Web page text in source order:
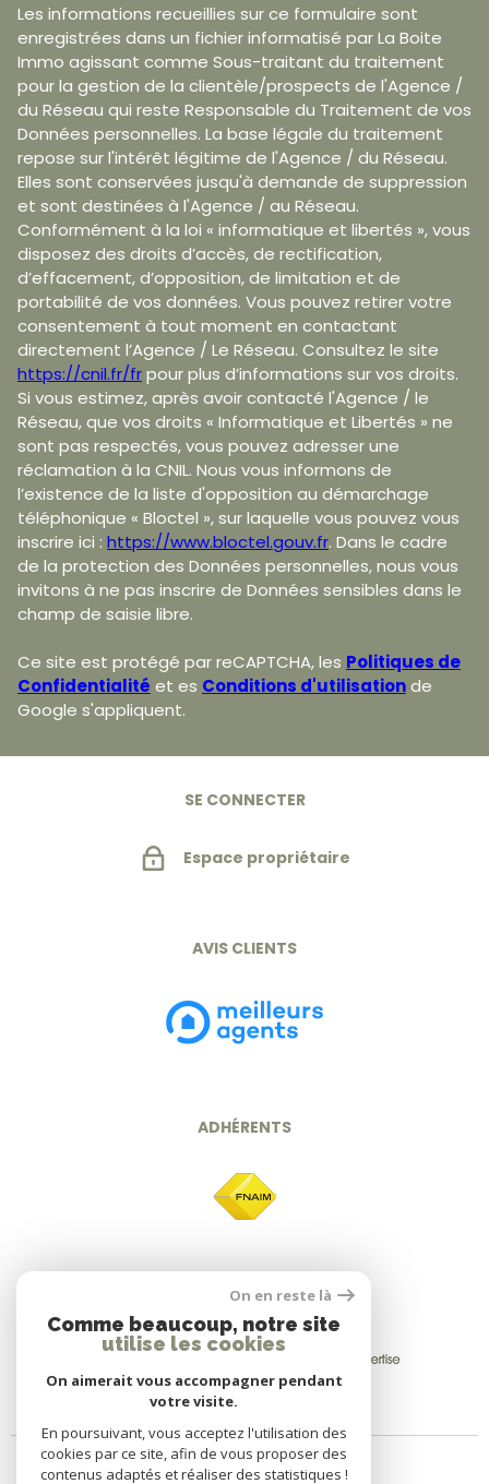
Les informations recueillies sur ce formulaire sont
enregistrées dans un fichier informatisé par La Boite
Immo agissant comme Sous-traitant du traitement
pour la gestion de la clientèle/prospects de l'Agence /
du Réseau qui reste Responsable du Traitement de vos
Données personnelles. La base légale du traitement
repose sur l'intérêt légitime de l'Agence / du Réseau.
Elles sont conservées jusqu'à demande de suppression
et sont destinées à l'Agence / au Réseau.
Conformément à la loi « informatique et libertés », vous
disposez des droits d’accès, de rectification,
d’effacement, d’opposition, de limitation et de
portabilité de vos données. Vous pouvez retirer votre
consentement à tout moment en contactant
directement l’Agence / Le Réseau. Consultez le site
https://cnil.fr/frpour plus d’informations sur vos droits.
Si vous estimez, après avoir contacté l'Agence / le
Réseau, que vos droits « Informatique et Libertés » ne
sont pas respectés, vous pouvez adresser une
réclamation à la CNIL. Nous vous informons de
l’existence de la liste d'opposition au démarchage
téléphonique « Bloctel », sur laquelle vous pouvez vous
inscrire ici : https://www.bloctel.gouv.fr. Dans le cadre
de la protection des Données personnelles, nous vous
invitons à ne pas inscrire de Données sensibles dans le
champ de saisie libre.
Ce site est protégé par reCAPTCHA, les Politiques de
Confidentialité et es Conditions d'utilisationde
Google s'appliquent.
SE CONNECTER
Espace propriétaire
AVIS CLIENTS
ADHÉRENTS
On en reste là
Comme beaucoup, notre site
utilise les cookies
On aimerait vous accompagner pendant
votre visite.
En poursuivant, vous acceptez l'utilisation des
cookies par ce site, afin de vous proposer des
contenus adaptés et réaliser des statistiques !